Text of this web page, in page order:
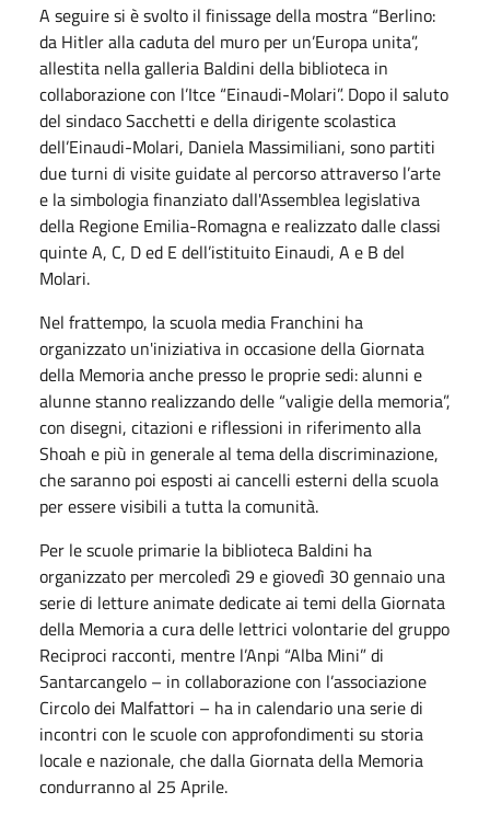
A seguire si è svolto il finissage della mostra “Berlino:
da Hitler alla caduta del muro per un’Europa unita”,
allestita nella galleria Baldini della biblioteca in
collaborazione con l’Itce “Einaudi-Molari”. Dopo il saluto
del sindaco Sacchetti e della dirigente scolastica
dell’Einaudi-Molari, Daniela Massimiliani, sono partiti
due turni di visite guidate al percorso attraverso l’arte
e la simbologia finanziato dall'Assemblea legislativa
della Regione Emilia-Romagna e realizzato dalle classi
quinte A, C, D ed E dell’istituito Einaudi, A e B del
Molari.
Nel frattempo, la scuola media Franchini ha
organizzato un'iniziativa in occasione della Giornata
della Memoria anche presso le proprie sedi: alunni e
alunne stanno realizzando delle “valigie della memoria”,
con disegni, citazioni e riflessioni in riferimento alla
Shoah e più in generale al tema della discriminazione,
che saranno poi esposti ai cancelli esterni della scuola
per essere visibili a tutta la comunità.
Per le scuole primarie la biblioteca Baldini ha
organizzato per mercoledì 29 e giovedì 30 gennaio una
serie di letture animate dedicate ai temi della Giornata
della Memoria a cura delle lettrici volontarie del gruppo
Reciproci racconti, mentre l’Anpi “Alba Mini” di
Santarcangelo – in collaborazione con l’associazione
Circolo dei Malfattori – ha in calendario una serie di
incontri con le scuole con approfondimenti su storia
locale e nazionale, che dalla Giornata della Memoria
condurranno al 25 Aprile.